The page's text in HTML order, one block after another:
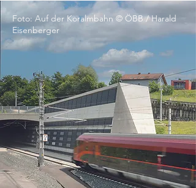
Foto: Auf der Koralmbahn © ÖBB / Harald
Eisenberger